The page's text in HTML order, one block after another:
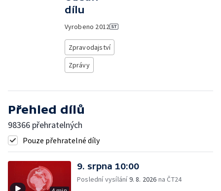
dílu
Vyrobeno 2012
Zpravodajství
Zprávy
Přehled dílů
98366 přehratelných
Pouze přehratelné díly
9. srpna 10:00
Poslední vysílání9. 8. 2026 na ČT24